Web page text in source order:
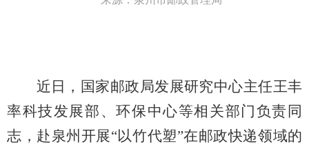
近日 ， 国家邮政局发展研究中心主任王丰
率科技发展部、环保中心等相关部门 负责同
志 ，赴泉州开展“以竹代塑”在邮政快递领域的